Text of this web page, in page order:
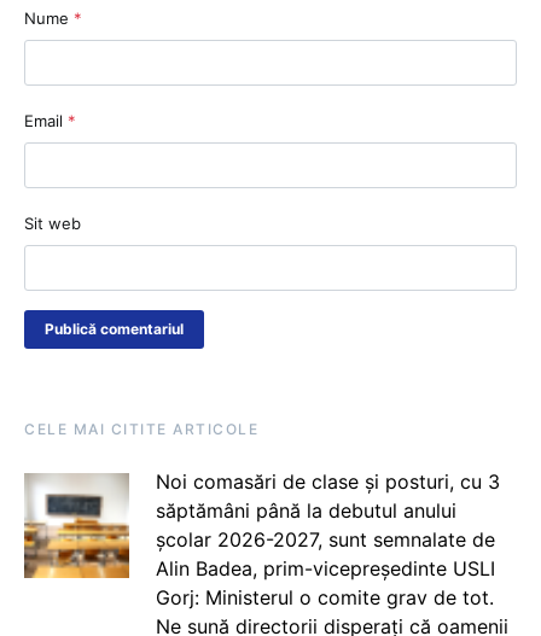
Nume *
Email *
Sit web
CELE MAI CITITE ARTICOLE
Noi comasări de clase și posturi, cu 3
săptămâni până la debutul anului
școlar 2026-2027, sunt semnalate de
Alin Badea, prim-vicepreședinte USLI
Gorj: Ministerul o comite grav de tot.
Ne sună directorii disperați că oamenii